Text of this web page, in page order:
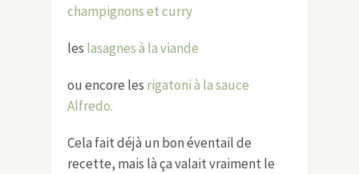
champignons et curry
les lasagnes à la viande
ou encore les rigatoni à la sauce
Alfredo.
Cela fait déjà un bon éventail de
recette, mais là ça valait vraiment le